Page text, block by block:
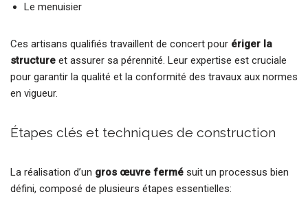
Le menuisier
Ces artisans qualifiés travaillent de concert pour ériger la
structure et assurer sa pérennité. Leur expertise est cruciale
pour garantir la qualité et la conformité des travaux aux normes
en vigueur.
Étapes clés et techniques de construction
La réalisation d’un gros œuvre fermé suit un processus bien
défini, composé de plusieurs étapes essentielles: